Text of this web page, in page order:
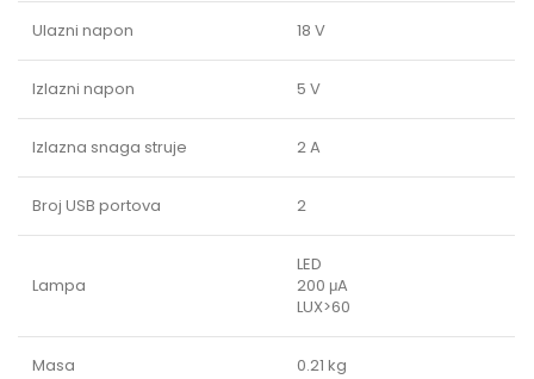
Ulazni napon 18 V
Izlazni napon 5 V
Izlazna snaga struje 2 A
Broj USB portova 2
Lampa
LED
200 μA
LUX>60
Masa 0.21 kg